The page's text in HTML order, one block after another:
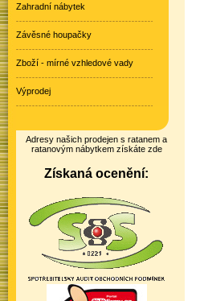
Zahradní nábytek
Závěsné houpačky
Zboží - mírné vzhledové vady
Výprodej
Adresy našich prodejen s ratanem a
ratanovým nábytkem získáte zde
Získaná ocenění: